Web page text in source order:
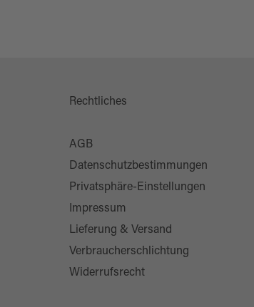
Rechtliches
AGB
Datenschutzbestimmungen
Privatsphäre-Einstellungen
Impressum
Lieferung & Versand
Verbraucherschlichtung
Widerrufsrecht